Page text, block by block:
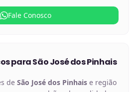
Fale Conosco
paraSão José dos Pinhais
de São José dos Pinhais e região